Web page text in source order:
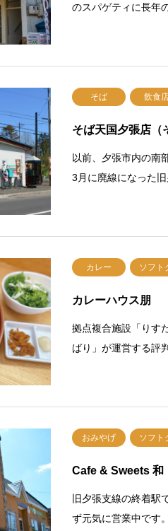
のスパゲティに長年
そば 飲食
そば天国夕張店（
以前、夕張市内の南
3月に廃線になった
カレー ソフト
カレーハウス朋
拠点複合施設「りす
ばり」が運営する評
おみやげ ソフト
Cafe & Sweets 和
旧夕張支線の終着駅
ず元気に営業中です